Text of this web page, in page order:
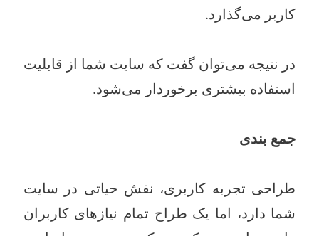
کاربر می‌گذارد.
در نتیجه می‌توان گفت که سایت شما از قابلیت
استفاده بیشتری برخوردار می‌شود.
جمع بندی
طراحی تجربه کاربری، نقش حیاتی در سایت
شما دارد، اما یک طراح تمام نیازهای کاربران